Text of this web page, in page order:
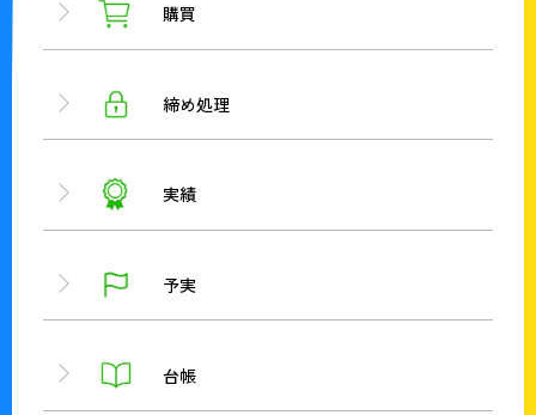
購買
締め処理
実績
予実
台帳